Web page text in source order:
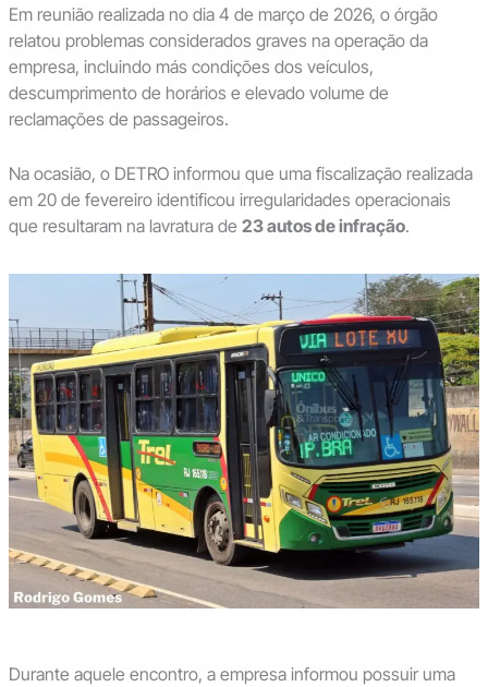
Em reunião realizada no dia 4 de março de 2026, o órgão
relatou problemas considerados graves na operação da
empresa, incluindo más condições dos veículos,
descumprimento de horários e elevado volume de
reclamações de passageiros.
Na ocasião, o DETRO informou que uma fiscalização realizada
em 20 de fevereiro identificou irregularidades operacionais
que resultaram na lavratura de 23 autos de infração.
Durante aquele encontro, a empresa informou possuir uma